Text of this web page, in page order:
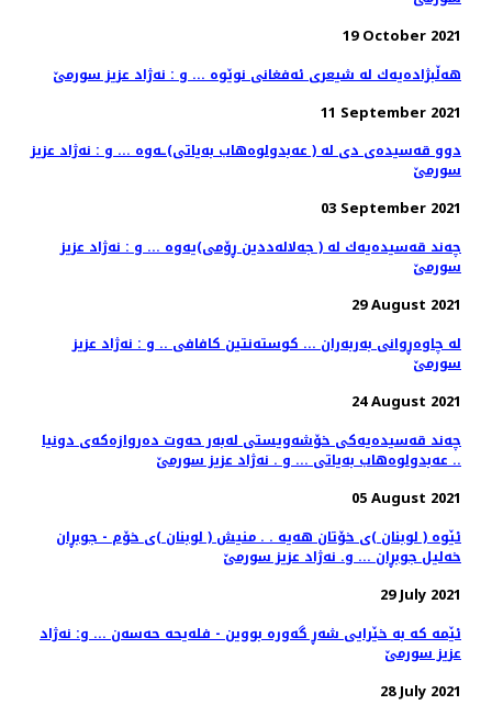
19 October 2021
هه‌ڵبژاده‌یه‌ك له‌ شیعری ئه‌فغانی نوێوه‌ ... و : نه‌ژاد عزیز سورمێ
11 September 2021
دوو قه‌سیده‌ی دی له‌ ( عه‌بدولوه‌هاب به‌یاتی)ـه‌وه ... و : نه‌ژاد عزیز
سورمێ
03 September 2021
چه‌ند قه‌سیده‌یه‌ك له‌ ( جه‌لاله‌ددین ڕۆمی)یه‌وه‌ ... و : نه‌ژاد عزیز
سورمێ
29 August 2021
له‌ چاوه‌ڕوانی به‌ربه‌ران ... كوسته‌نتین كافافی .. و : نه‌ژاد عزیز
سورمێ
24 August 2021
چه‌ند قه‌سیده‌یه‌كی خۆشه‌ویستی له‌به‌ر حه‌وت ده‌روازه‌كه‌ی دونیا
.. عه‌بدولوه‌هاب به‌یاتی ... و . نه‌ژاد عزیز سورمێ
05 August 2021
ئێوه ‌( لوبنان )ی خۆتان هه‌یه‌ . . منیش ( لوبنان )ی خۆم - جوبڕان
خه‌لیل جوبڕان ... و. نه‌ژاد عزیز سورمێ
29 July 2021
ئێمه‌ كه‌ به‌ خێرایی شه‌ڕ گه‌وره‌ بووین - فله‌یحه حه‌سه‌ن‌ ... و: نه‌ژاد
عزیز سورمێ
28 July 2021